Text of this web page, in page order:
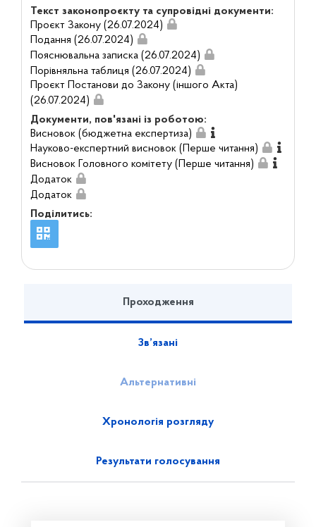
Текст законопроєкту та супровідні документи:
Проєкт Закону (26.07.2024)
Подання (26.07.2024)
Пояснювальна записка (26.07.2024)
Порівняльна таблиця (26.07.2024)
Проєкт Постанови до Закону (іншого Акта)
(26.07.2024)
Документи, пов'язані із роботою:
Висновок (бюджетна експертиза)
Науково-експертний висновок (Перше читання)
Висновок Головного комітету (Перше читання)
Додаток
Додаток
Поділитись:
Проходження
Зв’язані
Альтернативні
Хронологія розгляду
Результати голосування